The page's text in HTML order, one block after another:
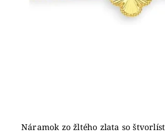
Náramok zo žltého zlata so